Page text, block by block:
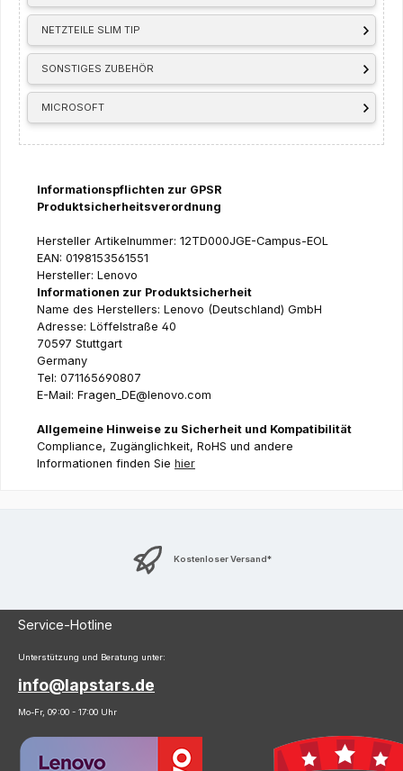
NETZTEILE SLIM TIP
SONSTIGES ZUBEHÖR
MICROSOFT
Informationspflichten zur GPSR
Produktsicherheitsverordnung
Hersteller Artikelnummer: 12TD000JGE-Campus-EOL
EAN: 0198153561551
Hersteller: Lenovo
Informationen zur Produktsicherheit
Name des Herstellers: Lenovo (Deutschland) GmbH
Adresse: Löffelstraße 40
70597 Stuttgart
Germany
Tel: 071165690807
E-Mail: Fragen_DE@lenovo.com
Allgemeine Hinweise zu Sicherheit und Kompatibilität
Compliance, Zugänglichkeit, RoHS und andere
Informationen finden Sie hier
Kostenloser Versand*
Service-Hotline
Unterstützung und Beratung unter:
info@lapstars.de
Mo-Fr, 09:00 - 17:00 Uhr